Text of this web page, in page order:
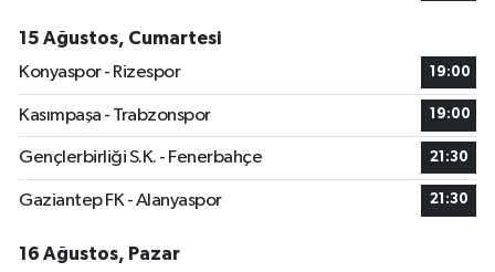
15 Ağustos, Cumartesi
Konyaspor - Rizespor
19:00
Kasımpaşa - Trabzonspor 19:00
Gençlerbirliği S.K. - Fenerbahçe 21:30
Gaziantep FK - Alanyaspor 21:30
16 Ağustos, Pazar